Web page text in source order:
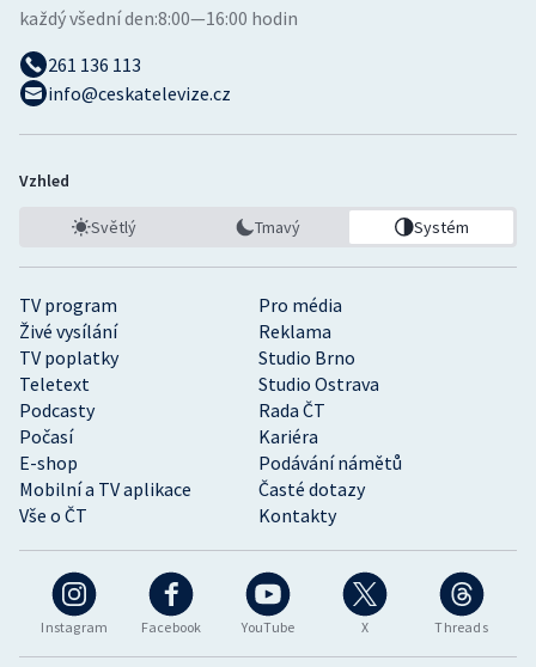
Instagram Facebook YouTube X Threads
TV program
Pro média
Živé vysílání
Reklama
TV poplatky
Studio Brno
Teletext
Studio Ostrava
Podcasty
Rada ČT
Počasí
Kariéra
E-shop
Podávání námětů
Mobilní a TV aplikace
Časté dotazy
Vše o ČT
Kontakty
každý všední den:8:00—16:00 hodin
261 136 113
info@ceskatelevize.cz
Vzhled
Světlý Tmavý Systém